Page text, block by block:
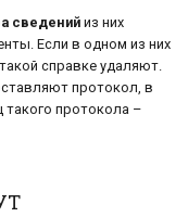
сведенийиз них
Если в одном из них
справке удаляют.
протокол, в
протокола –